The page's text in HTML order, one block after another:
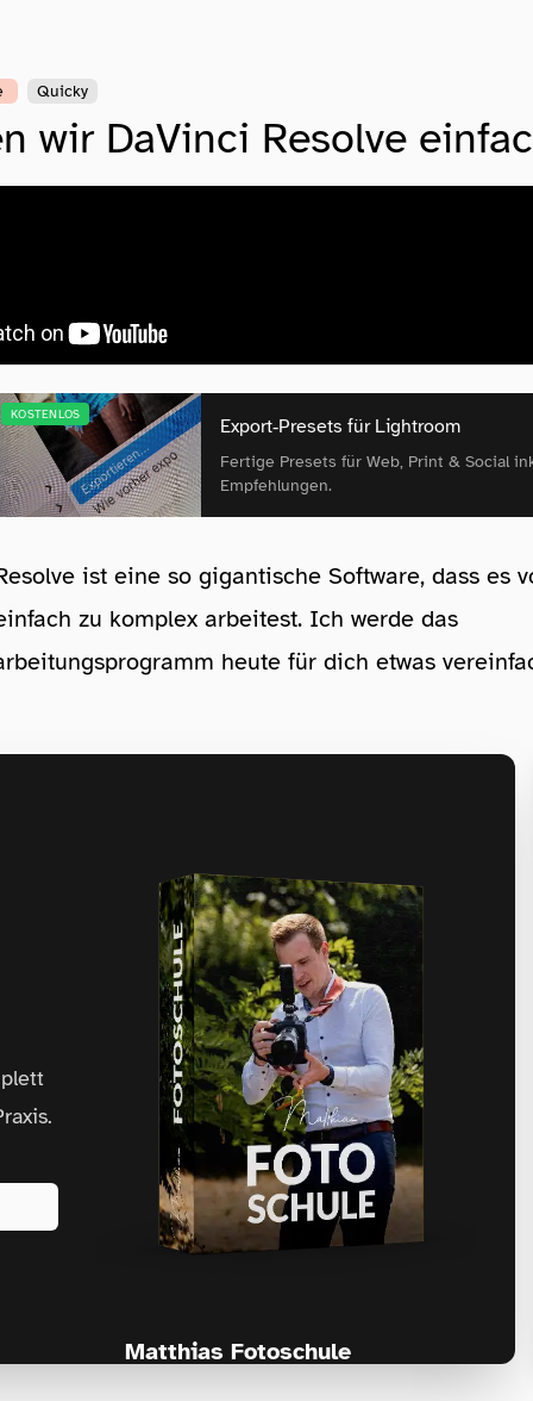
Quicky
wir DaVinci Resolve
KOSTENLOS
Export‑Presets für Lightroom
Fertige Presets für Web, Print & Social
Empfehlungen.
ist eine so gigantische Software, dass es
zu komplex arbeitest. Ich werde das
heute für dich etwas
Matthias Fotoschule